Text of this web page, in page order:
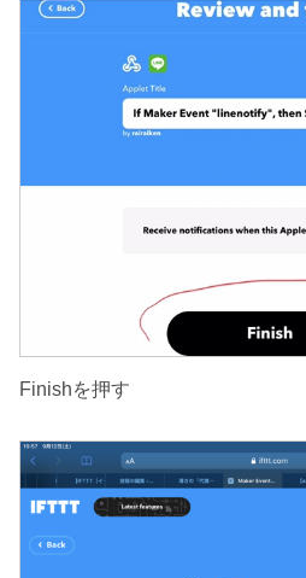
Finishを押す